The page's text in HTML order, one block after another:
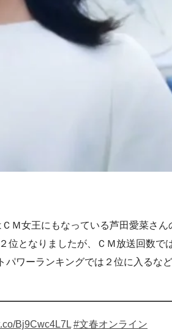
Ｍ女王にもなっている芦田愛菜さ
位となりましたが、ＣＭ放送回数
ワーランキングでは２位に入るな
Bj9Cwc4L7L #文春オンライン